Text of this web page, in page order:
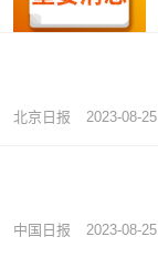
北京日报 2023-08-25
中国日报 2023-08-25